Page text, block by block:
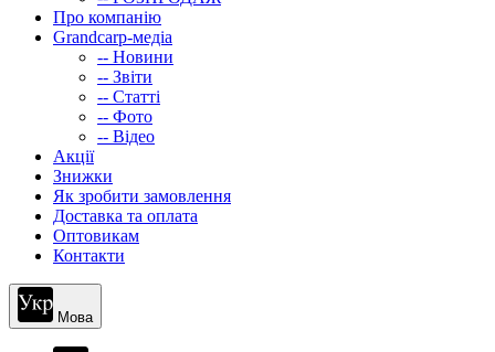
Про компанію
Grandcarp-медіа
-- Новини
-- Звіти
-- Статті
-- Фото
-- Відео
Акції
Знижки
Як зробити замовлення
Доставка та оплата
Оптовикам
Контакти
Мова